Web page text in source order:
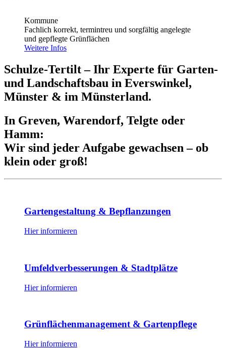
Kommune
Fachlich korrekt, termintreu und sorgfältig angelegte
und gepflegte Grünflächen
Weitere Infos
Schulze-Tertilt – Ihr Experte für Garten-
und Landschaftsbau in Everswinkel,
Münster & im Münsterland.
In Greven, Warendorf, Telgte oder
Hamm:
Wir sind jeder Aufgabe gewachsen – ob
klein oder groß!
Gartengestaltung & Bepflanzungen
Hier informieren
Umfeldverbesserungen & Stadtplätze
Hier informieren
Grünflächenmanagement & Gartenpflege
Hier informieren